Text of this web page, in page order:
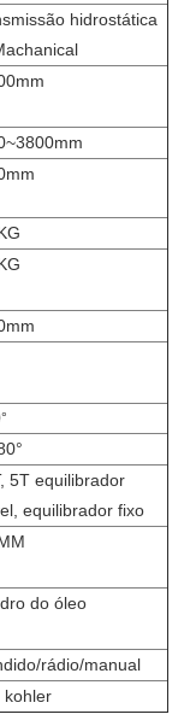
hidrostática
5T equilibrador
equilibrador fixo
do óleo
rádio/manual
kohler